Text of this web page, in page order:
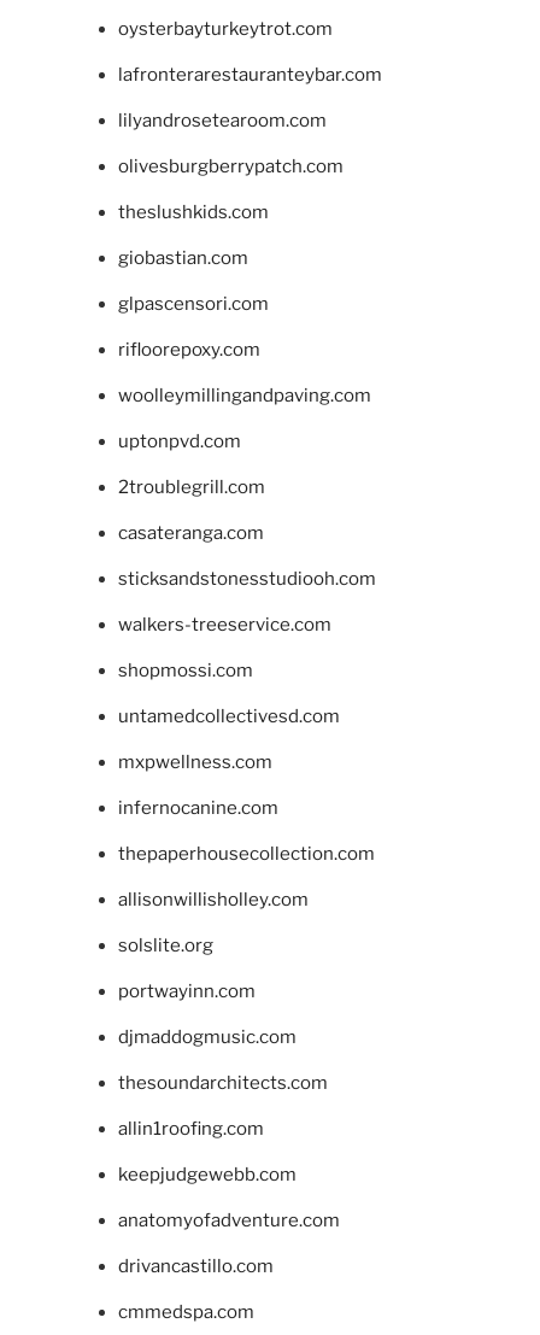
oysterbayturkeytrot.com
lafronterarestauranteybar.com
lilyandrosetearoom.com
olivesburgberrypatch.com
theslushkids.com
giobastian.com
glpascensori.com
rifloorepoxy.com
woolleymillingandpaving.com
uptonpvd.com
2troublegrill.com
casateranga.com
sticksandstonesstudiooh.com
walkers-treeservice.com
shopmossi.com
untamedcollectivesd.com
mxpwellness.com
infernocanine.com
thepaperhousecollection.com
allisonwillisholley.com
solslite.org
portwayinn.com
djmaddogmusic.com
thesoundarchitects.com
allin1roofing.com
keepjudgewebb.com
anatomyofadventure.com
drivancastillo.com
cmmedspa.com